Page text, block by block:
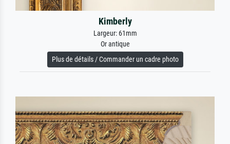
Kimberly
Largeur: 61mm
Or antique
Plus de détails / Commander un cadre photo